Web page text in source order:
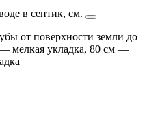
в септик, см.
от поверхности земли до
мелкая укладка, 80 см —